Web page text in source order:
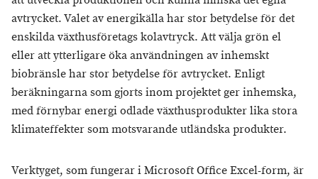
avtrycket. Valet av energikälla har stor betydelse för det
enskilda växthusföretags kolavtryck. Att välja grön el
eller att ytterligare öka användningen av inhemskt
biobränsle har stor betydelse för avtrycket. Enligt
beräkningarna som gjorts inom projektet ger inhemska,
med förnybar energi odlade växthusprodukter lika stora
klimateffekter som motsvarande utländska produkter.
Verktyget, som fungerar i Microsoft Office Excel-form, är